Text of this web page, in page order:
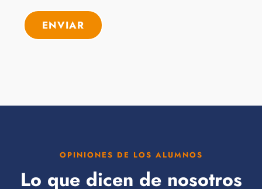
OPINIONES DE LOS ALUMNOS
Lo que dicen de nosotros